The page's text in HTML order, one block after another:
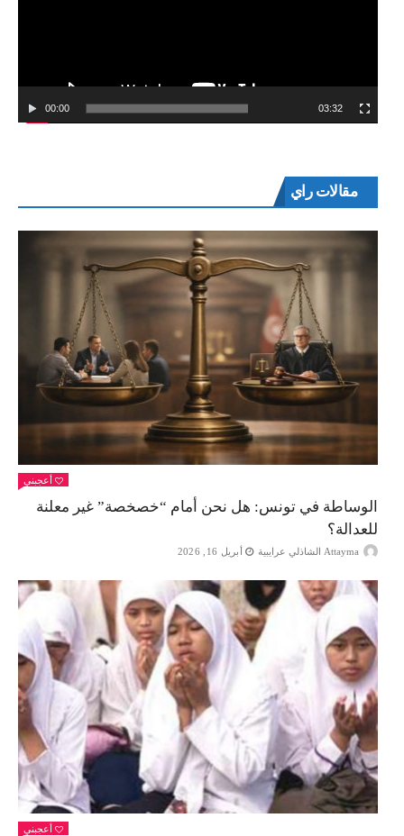
00:00 03:32
مقالات راي
أعجبني
الوساطة في تونس: هل نحن أمام “خصخصة” غير معلنة
للعدالة؟
Attayma الشاذلي عرايبية أبريل 16, 2026
أعجبني